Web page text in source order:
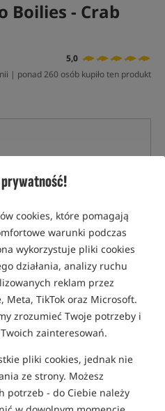
prywatność!
cookies, które pomagają
warunki podczas
wykorzystuje pliki cookies
działania, analizy ruchu
reklam przez
Meta, TikTok oraz Microsoft.
zrozumieć Twoje potrzeby i
zainteresowań.
pliki cookies, jednak nie
ze strony. Możesz
potrzeb - do Ciebie należy
Boilies - Crab
5,0
| ponad 260 osób kupiło ten produkt